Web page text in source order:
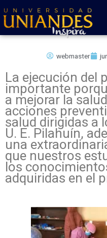
al
contenido
webmaster
La ejecución del
importante
a mejorar la
acciones
salud dirigidas a
U. E. Pilahuín,
una
que nuestros
los
adquiridas en el